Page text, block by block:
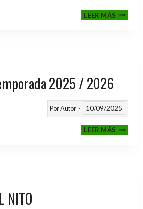
LEER MÁSFASE
2025 / 2026
PorAutor 10/09/2025
LEER MÁS
NITO